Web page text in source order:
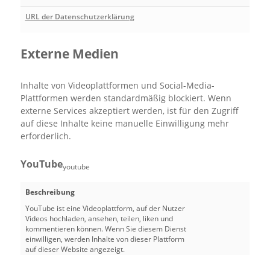
URL der Datenschutzerklärung
Externe Medien
Inhalte von Videoplattformen und Social-Media-
Plattformen werden standardmäßig blockiert. Wenn
externe Services akzeptiert werden, ist für den Zugriff
auf diese Inhalte keine manuelle Einwilligung mehr
erforderlich.
YouTubeyoutube
Beschreibung
YouTube ist eine Videoplattform, auf der Nutzer
Videos hochladen, ansehen, teilen, liken und
kommentieren können. Wenn Sie diesem Dienst
einwilligen, werden Inhalte von dieser Plattform
auf dieser Website angezeigt.